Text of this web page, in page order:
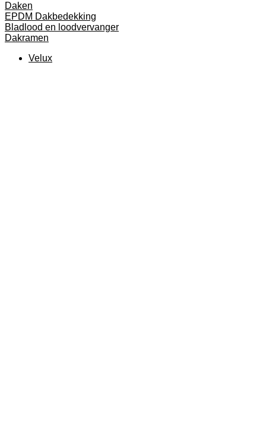
Daken
EPDM Dakbedekking
Bladlood en loodvervanger
Dakramen
Velux